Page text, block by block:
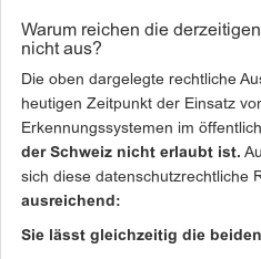
Warum reichen die
nicht aus?
Die oben dargelegte rechtliche
heutigen Zeitpunkt der Einsatz
Erkennungssystemen im
der Schweiz nicht erlaubt ist.
sich diese datenschutzrechtliche
ausreichend:
Sie lässt gleichzeitig die